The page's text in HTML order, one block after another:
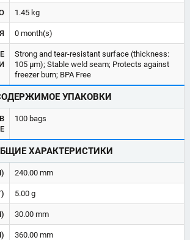
1.45 kg
0 month(s)
Strong and tear-resistant surface (thickness:
105 μm); Stable weld seam; Protects against
freezer burn; BPA Free
УПАКОВКИ
100 bags
ХАРАКТЕРИСТИКИ
240.00 mm
5.00 g
30.00 mm
360.00 mm